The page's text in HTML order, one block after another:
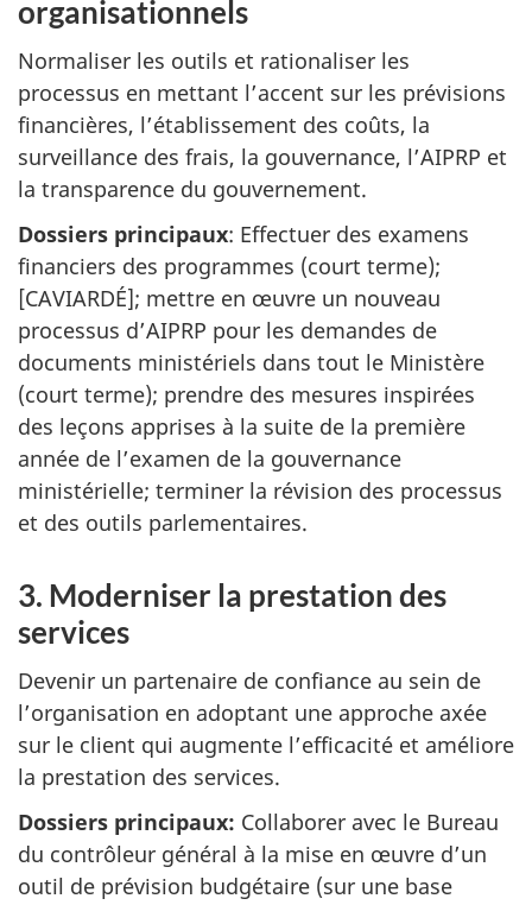
organisationnels
Normaliser les outils et rationaliser les
processus en mettant l’accent sur les prévisions
financières, l’établissement des coûts, la
surveillance des frais, la gouvernance, l’AIPRP et
la transparence du gouvernement.
Dossiers principaux: Effectuer des examens
financiers des programmes (court terme);
[CAVIARDÉ]; mettre en œuvre un nouveau
processus d’AIPRP pour les demandes de
documents ministériels dans tout le Ministère
(court terme); prendre des mesures inspirées
des leçons apprises à la suite de la première
année de l’examen de la gouvernance
ministérielle; terminer la révision des processus
et des outils parlementaires.
3. Moderniser la prestation des
services
Devenir un partenaire de confiance au sein de
l’organisation en adoptant une approche axée
sur le client qui augmente l’efficacité et améliore
la prestation des services.
Dossiers principaux: Collaborer avec le Bureau
du contrôleur général à la mise en œuvre d’un
outil de prévision budgétaire (sur une base